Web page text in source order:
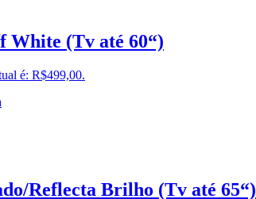
White (Tv até 60“)
é: R$499,00.
Reflecta Brilho (Tv até 65“)